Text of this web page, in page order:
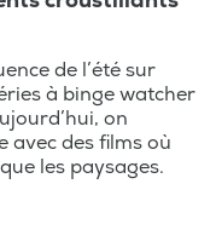
de l’été sur
à binge watcher
on
avec des films où
les paysages.